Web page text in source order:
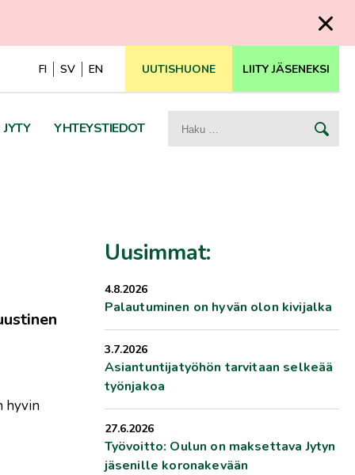
FI SV EN UUTISHUONE LIITY JÄSENEKSI
JYTY YHTEYSTIEDOT Haku:
hyvin
Uusimmat:
4.8.2026
Palautuminen on hyvän olon kivijalka
3.7.2026
Asiantuntijatyöhön tarvitaan selkeää
työnjakoa
27.6.2026
Työvoitto: Oulun on maksettava Jytyn
jäsenille koronakevään